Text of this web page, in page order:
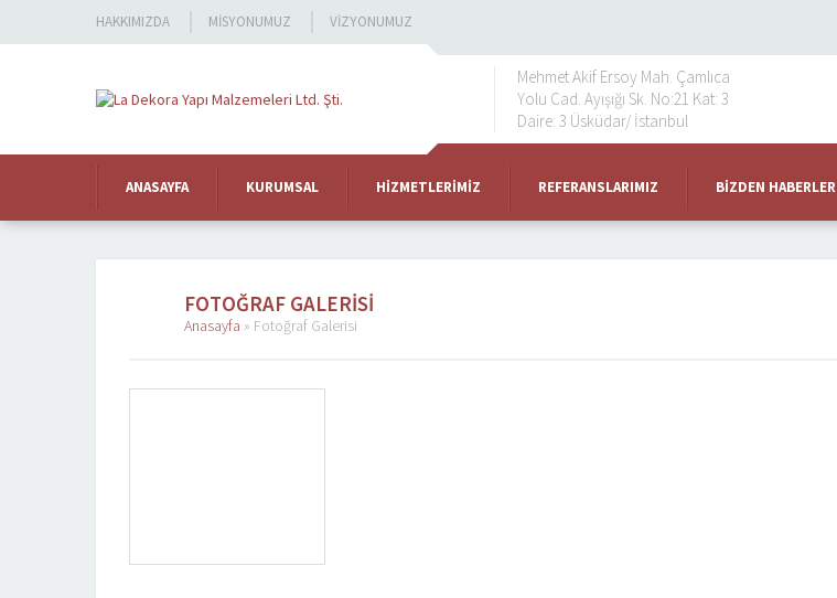
HAKKIMIZDA MISYONUMUZ VIZYONUMUZ
Mehmet Akif Ersoy Mah. Çamlıca
Yolu Cad. Ayışığı Sk. No:21 Kat: 3
Daire: 3 Üsküdar/ İstanbul
ANASAYFA KURUMSAL HIZMETLERIMIZ REFERANSLARIMIZ BIZDEN HABERLER
FOTOĞRAF GALERISI
Anasayfa » Fotoğraf Galerisi